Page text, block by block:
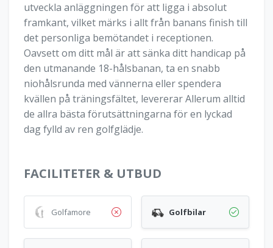
utveckla anläggningen för att ligga i absolut
framkant, vilket märks i allt från banans finish till
det personliga bemötandet i receptionen.
Oavsett om ditt mål är att sänka ditt handicap på
den utmanande 18-hålsbanan, ta en snabb
niohålsrunda med vännerna eller spendera
kvällen på träningsfältet, levererar Allerum alltid
de allra bästa förutsättningarna för en lyckad
dag fylld av ren golfglädje.
FACILITETER & UTBUD
Golfamore Golfbilar